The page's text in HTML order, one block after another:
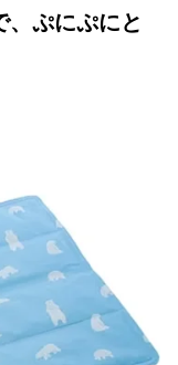
、ぷにぷにと